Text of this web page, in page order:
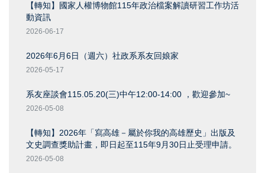
【轉知】國家人權博物館115年政治檔案解讀研習工作坊活
動資訊
2026-06-17
2026年6月6日（週六）社政系系友回娘家
2026-05-17
系友座談會115.05.20(三)中午12:00-14:00 ，歡迎參加~
2026-05-08
【轉知】2026年「寫高雄－屬於你我的高雄歷史」出版及
文史調查獎助計畫，即日起至115年9月30日止受理申請。
2026-05-08